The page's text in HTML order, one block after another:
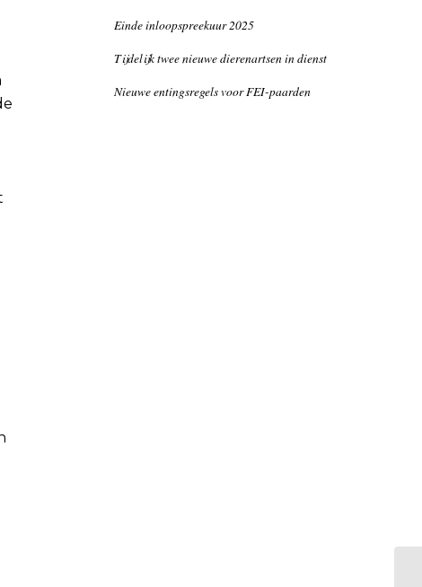
Einde inloopspreekuur 2025
Tijdelijk twee nieuwe dierenartsen in dienst
Nieuwe entingsregels voor FEI-paarden